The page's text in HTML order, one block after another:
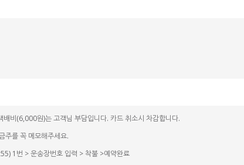
비(6,000원)는 고객님 부담입니다. 카드 취소시 차감합니다.
주를 꼭 메모해주세요.
1번 > 운송장번호 입력 > 착불 >예약완료